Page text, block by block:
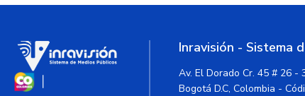
Inravisión - Sistema
Av. El Dorado Cr. 45 # 26 -
Bogotá D.C, Colombia -